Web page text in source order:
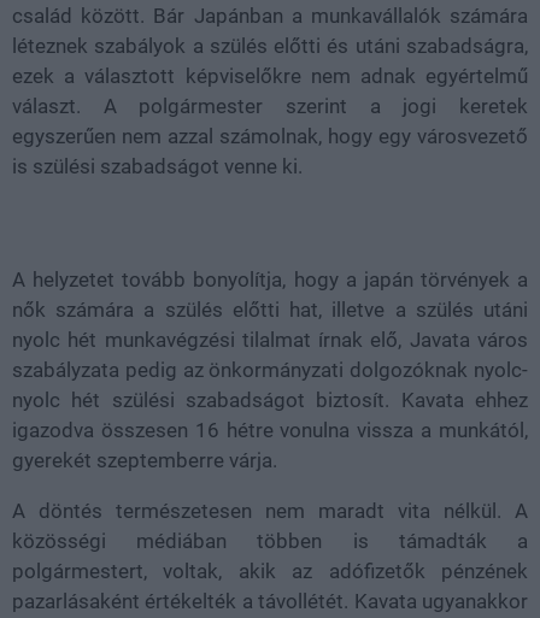
család között. Bár Japánban a munkavállalók számára
léteznek szabályok a szülés előtti és utáni szabadságra,
ezek a választott képviselőkre nem adnak egyértelmű
választ. A polgármester szerint a jogi keretek
egyszerűen nem azzal számolnak, hogy egy városvezető
is szülési szabadságot venne ki.
A helyzetet tovább bonyolítja, hogy a japán törvények a
nők számára a szülés előtti hat, illetve a szülés utáni
nyolc hét munkavégzési tilalmat írnak elő, Javata város
szabályzata pedig az önkormányzati dolgozóknak nyolc-
nyolc hét szülési szabadságot biztosít. Kavata ehhez
igazodva összesen 16 hétre vonulna vissza a munkától,
gyerekét szeptemberre várja.
A döntés természetesen nem maradt vita nélkül. A
közösségi médiában többen is támadták a
polgármestert, voltak, akik az adófizetők pénzének
pazarlásaként értékelték a távollétét. Kavata ugyanakkor